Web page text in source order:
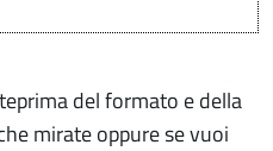
del formato e della
mirate oppure se vuoi